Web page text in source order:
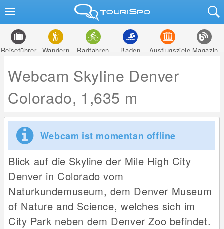
Reiseführer Wandern Radfahren Baden Ausflugsziele Magazin
Webcam Skyline Denver
Colorado, 1,635 m
Webcam ist momentan offline
Blick auf die Skyline der Mile High City
Denver in Colorado vom
Naturkundemuseum, dem Denver Museum
of Nature and Science, welches sich im
City Park neben dem Denver Zoo befindet.